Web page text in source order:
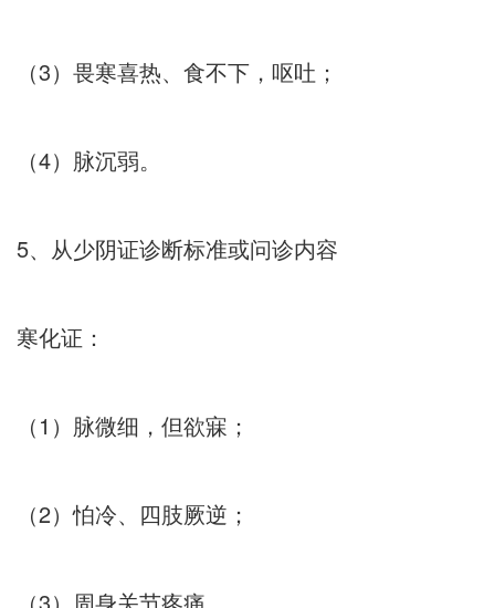
（3）畏寒喜热、食不下，呕吐；
（4）脉沉弱。
5、从少阴证诊断标准或问诊内容
寒化证：
（1）脉微细，但欲寐；
（2）怕冷、四肢厥逆；